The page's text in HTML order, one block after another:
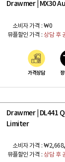
Drawmer MX30
소비자 가격 : ₩0
뮤플할인 가격 : 상담 후
가격상담
Drawmer DL441
Limiter
소비자 가격 :
뮤플할인 가격 : 상담 후